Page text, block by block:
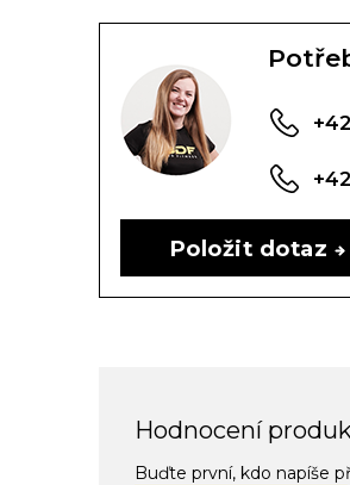
Položit dotaz
Hodnocení
Buďte první, kdo napíše